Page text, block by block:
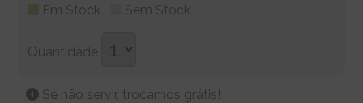
Em Stock Sem Stock
Quantidade
Se não servir, trocamos grátis!